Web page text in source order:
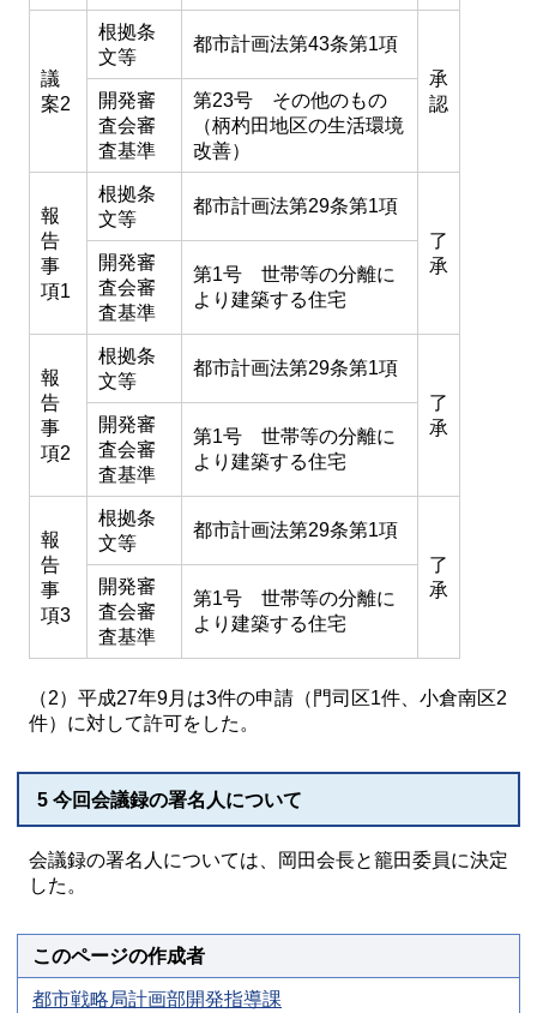
議
案2
根拠条
文等
都市計画法第43条第1項
承
認
開発審
査会審
査基準
第23号 その他のもの
（柄杓田地区の生活環境
改善）
報
告
事
項1
根拠条
文等
都市計画法第29条第1項
了
承
開発審
査会審
査基準
第1号 世帯等の分離に
より建築する住宅
報
告
事
項2
根拠条
文等
都市計画法第29条第1項
了
承
開発審
査会審
査基準
第1号 世帯等の分離に
より建築する住宅
報
告
事
項3
根拠条
文等
都市計画法第29条第1項
了
承
開発審
査会審
査基準
第1号 世帯等の分離に
より建築する住宅
（2）平成27年9月は3件の申請（門司区1件、小倉南区2
件）に対して許可をした。
5 今回会議録の署名人について
会議録の署名人については、岡田会長と籠田委員に決定
した。
このページの作成者
都市戦略局計画部開発指導課